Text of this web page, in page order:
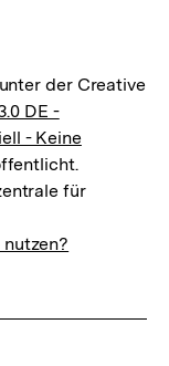
der Creative
DE -
- Keine
für